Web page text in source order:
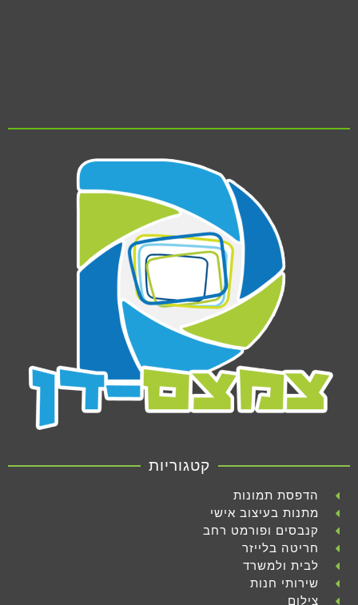
קטגוריות
הדפסת תמונות
מתנות בעיצוב אישי
קנבסים ופורמט רחב
חריטה בלייזר
לבית ולמשרד
שירותי חנות
צילום